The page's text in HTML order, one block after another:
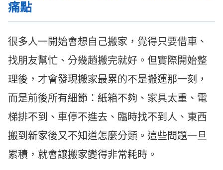
痛點
很多人一開始會想自己搬家，覺得只要借車、
找朋友幫忙、分幾趟搬完就好。但實際開始整
理後，才會發現搬家最累的不是搬運那一刻，
而是前後所有細節：紙箱不夠、家具太重、電
梯排不到、車停不進去、臨時找不到人、東西
搬到新家後又不知道怎麼分類。這些問題一旦
累積，就會讓搬家變得非常耗時。